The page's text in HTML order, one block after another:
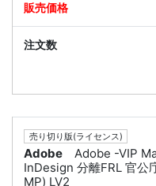
売り切り版(ライセンス)
Adobe
Adobe -VIP
InDesign 分離FRL 官公
MP) LV2